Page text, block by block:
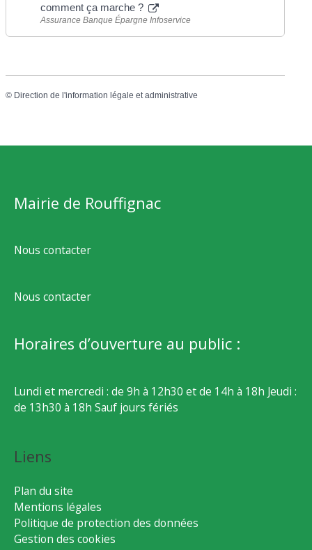
comment ça marche ?
Assurance Banque Épargne Infoservice
© Direction de l'information légale et administrative
Mairie de Rouffignac
Nous contacter
Nous contacter
Horaires d’ouverture au public :
Lundi et mercredi : de 9h à 12h30 et de 14h à 18h Jeudi :
de 13h30 à 18h Sauf jours fériés
Liens
Plan du site
Mentions légales
Politique de protection des données
Gestion des cookies